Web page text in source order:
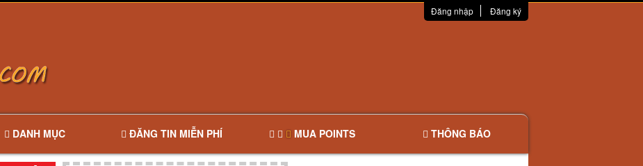
Đăng nhập Đăng ký
DANH MỤC ĐĂNG TIN MIỄN PHÍ MUA POINTS THÔNG BÁO